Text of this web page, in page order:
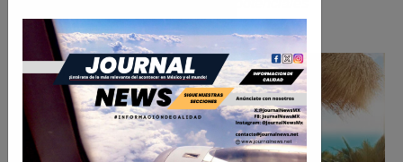
seleccionados.